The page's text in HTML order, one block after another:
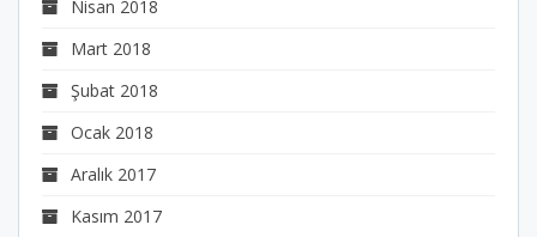
Nisan 2018
Mart 2018
Şubat 2018
Ocak 2018
Aralık 2017
Kasım 2017